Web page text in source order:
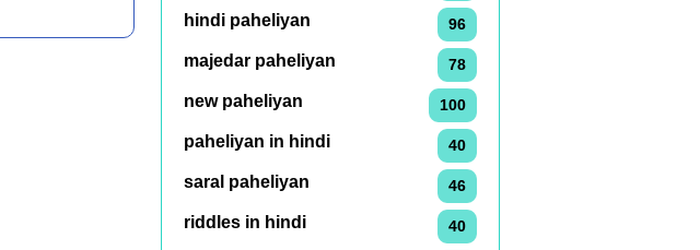
hindi paheliyan 96
majedar paheliyan 78
new paheliyan 100
paheliyan in hindi 40
saral paheliyan 46
riddles in hindi 40